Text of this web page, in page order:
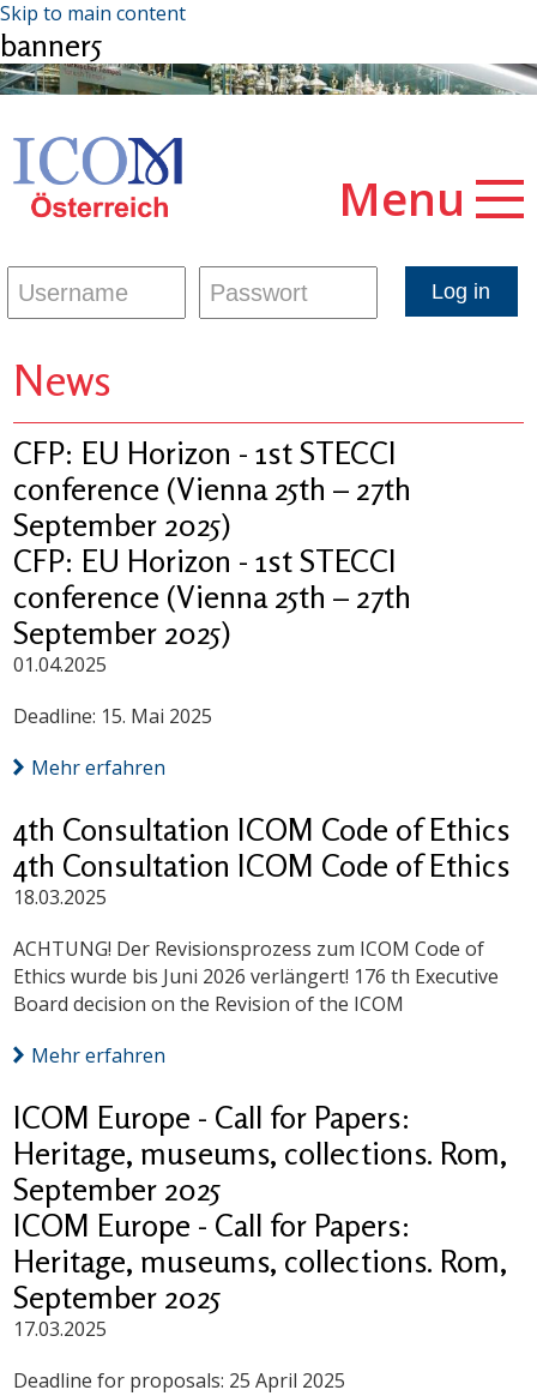
Skip to main content
banner5
Menu
News
CFP: EU Horizon - 1st STECCI
conference (Vienna 25th – 27th
September 2025)
CFP: EU Horizon - 1st STECCI
conference (Vienna 25th – 27th
September 2025)
01.04.2025
Deadline: 15. Mai 2025
Mehr erfahren
4th Consultation ICOM Code of Ethics
4th Consultation ICOM Code of Ethics
18.03.2025
ACHTUNG! Der Revisionsprozess zum ICOM Code of
Ethics wurde bis Juni 2026 verlängert! 176 th Executive
Board decision on the Revision of the ICOM
Mehr erfahren
ICOM Europe - Call for Papers:
Heritage, museums, collections. Rom,
September 2025
ICOM Europe - Call for Papers:
Heritage, museums, collections. Rom,
September 2025
17.03.2025
Deadline for proposals: 25 April 2025